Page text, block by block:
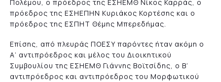
Πολέμου, ο πρόεδρος της ΕΣΗΕΜΘ Νίκος Καρράς, ο
πρόεδρος της ΕΣΗΕΠΗΝ Κυριάκος Κορτέσης και ο
πρόεδρος της ΕΣΠΗΤ Θέμης Μπερεδήμας.
Επίσης, από πλευράς ΠΟΕΣΥ παρόντες ήταν ακόμη ο
Α’ αντιπρόεδρος και μέλος του Διοικητικού
Συμβουλίου της ΕΣΗΕΜΘ Γιάννης Βοϊτσίδης, ο Β’
αντιπρόεδρος και αντιπρόεδρος του Μορφωτικού